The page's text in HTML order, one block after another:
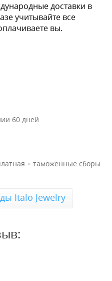
доставки в
учитывайте все
вы.
60 дней
+ таможенные сборы
Italo Jewelry